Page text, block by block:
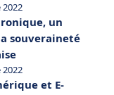
2022
un
souveraineté
2022
et E-